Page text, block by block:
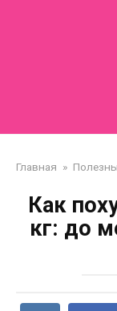
Главная »
Как
кг: до